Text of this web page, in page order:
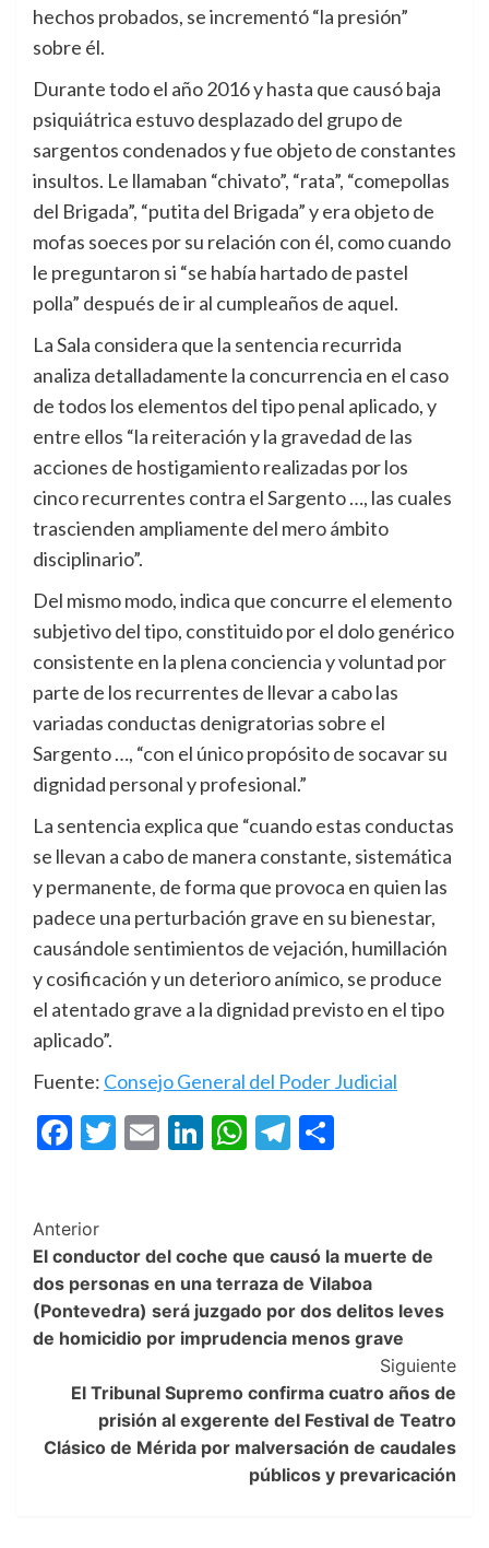
hechos probados, se incrementó “la presión”
sobre él.
Durante todo el año 2016 y hasta que causó baja
psiquiátrica estuvo desplazado del grupo de
sargentos condenados y fue objeto de constantes
insultos. Le llamaban “chivato”, “rata”, “comepollas
del Brigada”, “putita del Brigada” y era objeto de
mofas soeces por su relación con él, como cuando
le preguntaron si “se había hartado de pastel
polla” después de ir al cumpleaños de aquel.
La Sala considera que la sentencia recurrida
analiza detalladamente la concurrencia en el caso
de todos los elementos del tipo penal aplicado, y
entre ellos “la reiteración y la gravedad de las
acciones de hostigamiento realizadas por los
cinco recurrentes contra el Sargento …, las cuales
trascienden ampliamente del mero ámbito
disciplinario”.
Del mismo modo, indica que concurre el elemento
subjetivo del tipo, constituido por el dolo genérico
consistente en la plena conciencia y voluntad por
parte de los recurrentes de llevar a cabo las
variadas conductas denigratorias sobre el
Sargento …, “con el único propósito de socavar su
dignidad personal y profesional.”
La sentencia explica que “cuando estas conductas
se llevan a cabo de manera constante, sistemática
y permanente, de forma que provoca en quien las
padece una perturbación grave en su bienestar,
causándole sentimientos de vejación, humillación
y cosificación y un deterioro anímico, se produce
el atentado grave a la dignidad previsto en el tipo
aplicado”.
Fuente: Consejo General del Poder Judicial
Facebook
Twitter
EmailLinkedIn
WhatsApp
Telegram
Post
Navigation
Anterior
El conductor del coche que causó la muerte de
dos personas en una terraza de Vilaboa
(Pontevedra) será juzgado por dos delitos leves
de homicidio por imprudencia menos grave
Siguiente
El Tribunal Supremo confirma cuatro años de
prisión al exgerente del Festival de Teatro
Clásico de Mérida por malversación de caudales
públicos y prevaricación